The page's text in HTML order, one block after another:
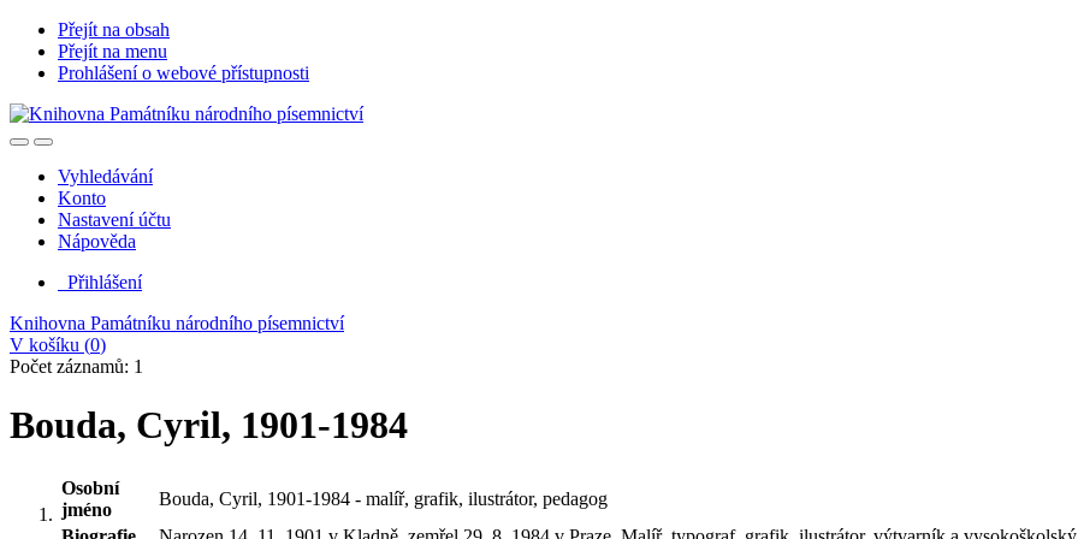
Přejít na obsah
Přejít na menu
Prohlášení o webové přístupnosti
Vyhledávání
Konto
Nastavení účtu
Nápověda
Přihlášení
Knihovna Památníku národního písemnictví
V košíku (0)
Počet záznamů: 1
Bouda, Cyril, 1901-1984
Osobní
jméno
Bouda, Cyril, 1901-1984 - malíř, grafik, ilustrátor, pedagog